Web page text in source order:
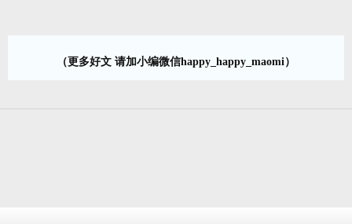
（更多好文 请加小编微信happy_happy_maomi）